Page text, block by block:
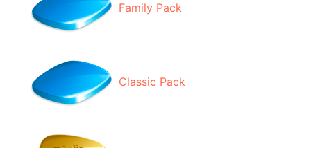
Family Pack
Classic Pack